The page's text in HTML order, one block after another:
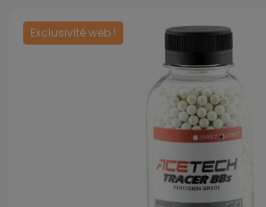
Exclusivité web !